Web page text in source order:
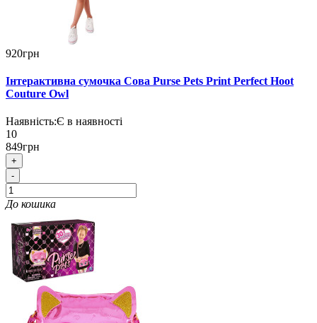
920грн
Інтерактивна сумочка Сова Purse Pets Print Perfect Hoot
Couture Owl
Наявність:Є в наявності
10
849грн
+
-
До кошика